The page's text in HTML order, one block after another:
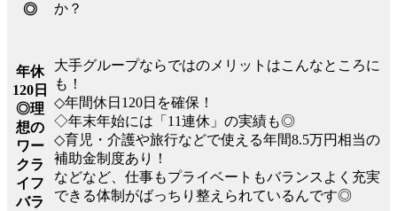
◎
か？
年休
120日
◎理
想の
ワー
クラ
イフ
バラ
大手グループならではのメリットはこんなところに
も！
◇年間休日120日を確保！
◇年末年始には「11連休」の実績も◎
◇育児・介護や旅行などで使える年間8.5万円相当の
補助金制度あり！
などなど、仕事もプライベートもバランスよく充実
できる体制がばっちり整えられているんです◎